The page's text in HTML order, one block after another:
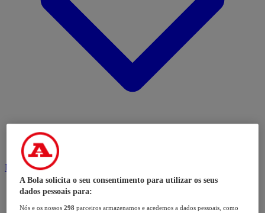
Modalidades
A Bola solicita o seu consentimento para utilizar os seus
dados pessoais para:
Nós e os nossos298 parceiros armazenamos e acedemos a dados pessoais, como